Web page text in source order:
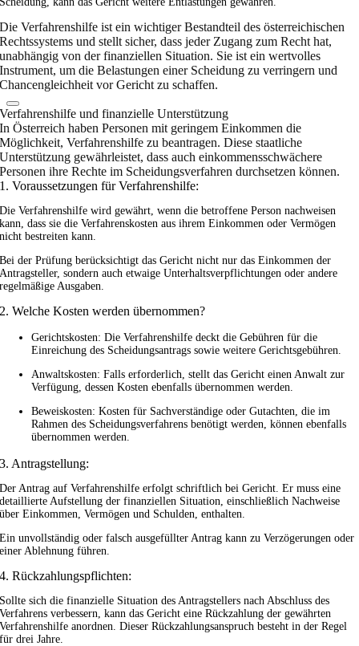
Die Verfahrenshilfe ist ein wichtiger Bestandteil des österreichischen
Rechtssystems und stellt sicher, dass jeder Zugang zum Recht hat,
unabhängig von der finanziellen Situation. Sie ist ein wertvolles
Instrument, um die Belastungen einer Scheidung zu verringern und
Chancengleichheit vor Gericht zu schaffen.
Verfahrenshilfe und finanzielle Unterstützung
In Österreich haben Personen mit geringem Einkommen die
Möglichkeit, Verfahrenshilfe zu beantragen. Diese staatliche
Unterstützung gewährleistet, dass auch einkommensschwächere
Personen ihre Rechte im Scheidungsverfahren durchsetzen können.
1. Voraussetzungen für Verfahrenshilfe:
Die Verfahrenshilfe wird gewährt, wenn die betroffene Person nachweisen
kann, dass sie die Verfahrenskosten aus ihrem Einkommen oder Vermögen
nicht bestreiten kann.
Bei der Prüfung berücksichtigt das Gericht nicht nur das Einkommen der
Antragsteller, sondern auch etwaige Unterhaltsverpflichtungen oder andere
regelmäßige Ausgaben.
2. Welche Kosten werden übernommen?
Gerichtskosten: Die Verfahrenshilfe deckt die Gebühren für die
Einreichung des Scheidungsantrags sowie weitere Gerichtsgebühren.
Anwaltskosten: Falls erforderlich, stellt das Gericht einen Anwalt zur
Verfügung, dessen Kosten ebenfalls übernommen werden.
Beweiskosten: Kosten für Sachverständige oder Gutachten, die im
Rahmen des Scheidungsverfahrens benötigt werden, können ebenfalls
übernommen werden.
3. Antragstellung:
Der Antrag auf Verfahrenshilfe erfolgt schriftlich bei Gericht. Er muss eine
detaillierte Aufstellung der finanziellen Situation, einschließlich Nachweise
über Einkommen, Vermögen und Schulden, enthalten.
Ein unvollständig oder falsch ausgefüllter Antrag kann zu Verzögerungen oder
einer Ablehnung führen.
4. Rückzahlungspflichten:
Sollte sich die finanzielle Situation des Antragstellers nach Abschluss des
Verfahrens verbessern, kann das Gericht eine Rückzahlung der gewährten
Verfahrenshilfe anordnen. Dieser Rückzahlungsanspruch besteht in der Regel
für drei Jahre.